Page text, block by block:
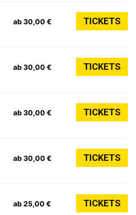
ab 30,00 € TICKETS
ab 30,00 € TICKETS
ab 30,00 € TICKETS
ab 30,00 € TICKETS
ab 25,00 € TICKETS